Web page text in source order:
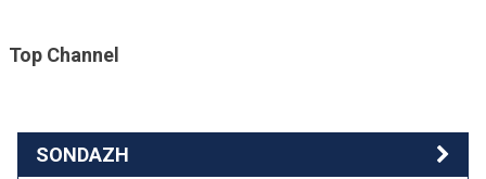
Top Channel
SONDAZH